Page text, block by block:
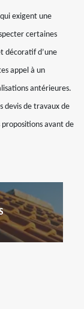
exigent une
certaines
décoratif d’une
appel à un
antérieures.
devis de travaux de
avant de